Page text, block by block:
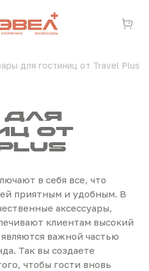
для гостиниц от Travel Plus
для
от
в себя все, что
приятным и удобным. В
аксессуары,
клиентам высокий
важной частью
Так вы создаете
чтобы гости вновь